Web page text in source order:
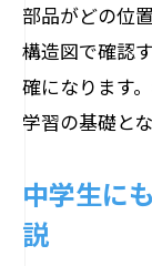
モー
三相
モー
点
モーター
解説
部品がどの位
構造図で確認
確になります
学習の基礎とな
中学生に
説